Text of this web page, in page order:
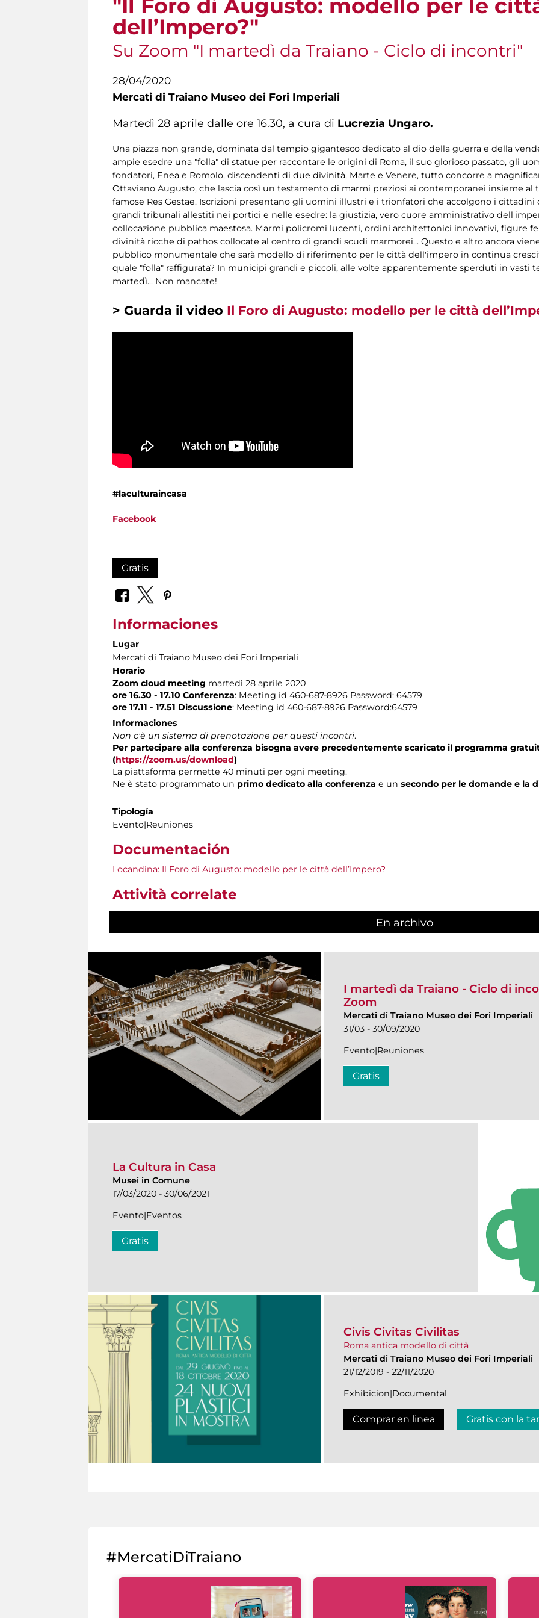
"Il Foro di Augusto: modello per le
dell’Impero?"
Su Zoom "I martedì da Traiano - Ciclo di incontri"
28/04/2020
Mercati di Traiano Museo dei Fori Imperiali
Martedì 28 aprile dalle ore 16.30, a cura di Lucrezia Ungaro.
Una piazza non grande, dominata dal tempio gigantesco dedicato al dio della guerra e della
ampie esedre una "folla" di statue per raccontare le origini di Roma, il suo glorioso passato, gli
fondatori, Enea e Romolo, discendenti di due divinità, Marte e Venere, tutto concorre a
Ottaviano Augusto, che lascia così un testamento di marmi preziosi ai contemporanei insieme al
famose Res Gestae. Iscrizioni presentano gli uomini illustri e i trionfatori che accolgono i cittadini
grandi tribunali allestiti nei portici e nelle esedre: la giustizia, vero cuore amministrativo
collocazione pubblica maestosa. Marmi policromi lucenti, ordini architettonici innovativi, figure
divinità ricche di pathos collocate al centro di grandi scudi marmorei... Questo e altro ancora
pubblico monumentale che sarà modello di riferimento per le città dell'impero in continua
quale "folla" raffigurata? In municipi grandi e piccoli, alle volte apparentemente sperduti in vasti
martedì... Non mancate!
> Guarda il video Il Foro di Augusto: modello per le città
#laculturaincasa
Facebook
Gratis
Informaciones
Lugar
Mercati di Traiano Museo dei Fori Imperiali
Horario
Zoom cloud meeting martedì 28 aprile 2020
ore 16.30 - 17.10 Conferenza: Meeting id 460-687-8926 Password: 64579
ore 17.11 - 17.51 Discussione: Meeting id 460-687-8926 Password:64579
Informaciones
Non c'è un sistema di prenotazione per questi incontri.
Per partecipare alla conferenza bisogna avere precedentemente scaricato il programma
(https://zoom.us/download)
La piattaforma permette 40 minuti per ogni meeting.
Ne è stato programmato un primo dedicato alla conferenza e un secondo per le domande e la
Tipología
Evento|Reuniones
Documentación
Locandina: Il Foro di Augusto: modello per le città dell’Impero?
Attività correlate
En archivo
I martedì da Traiano - Ciclo di
Zoom
Mercati di Traiano Museo dei Fori Imperiali
31/03 - 30/09/2020
Evento|Reuniones
Gratis
La Cultura in Casa
Musei in Comune
17/03/2020 - 30/06/2021
Evento|Eventos
Gratis
Civis Civitas Civilitas
Roma antica modello di città
Mercati di Traiano Museo dei Fori Imperiali
21/12/2019 - 22/11/2020
Exhibicion|Documental
Comprar en linea Gratis con la
#MercatiDiTraiano